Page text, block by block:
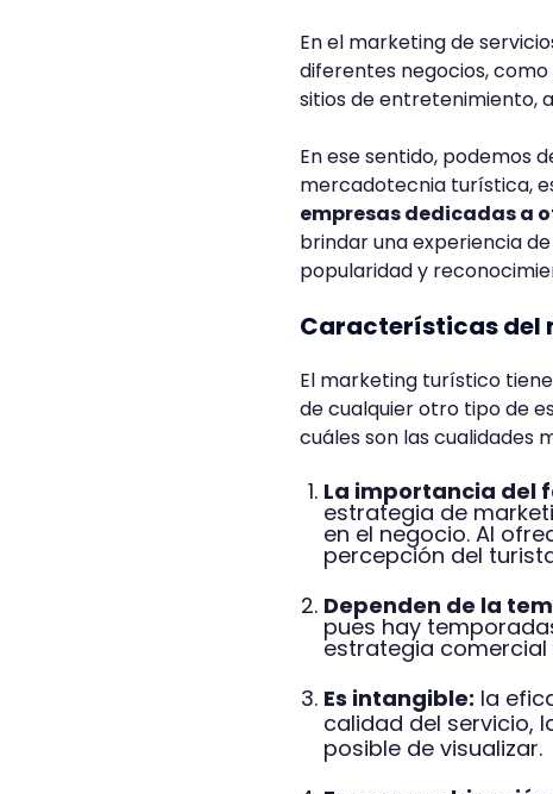
En el marketing de
diferentes negocios,
sitios de entretenimiento,
En ese sentido, podemos
mercadotecnia turística,
empresas dedicadas a
brindar una experiencia
popularidad y
Características
El marketing turístico
de cualquier otro tipo de
cuáles son las cualidades
La importancia del
estrategia de
en el negocio. Al
percepción del
Dependen de la
pues hay
estrategia comercial
Es intangible: la
calidad del servicio,
posible de visualizar.